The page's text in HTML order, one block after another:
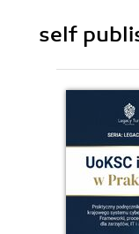
A co by było,
Moje dane
Poszukiwany
Odpowiednia
Zadanie
Posłowie
self